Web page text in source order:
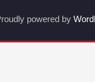
powered by